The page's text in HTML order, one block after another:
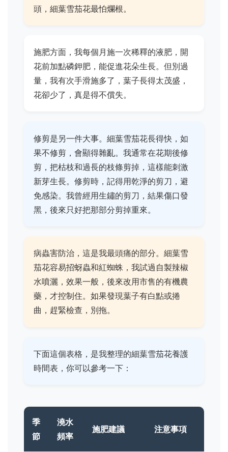
頭，細葉雪茄花最怕爛根。
施肥方面，我每個月施一次稀釋的液肥，開
花前加點磷鉀肥，能促進花朵生長。但別過
量，我有次手滑施多了，葉子長得太茂盛，
花卻少了，真是得不償失。
修剪是另一件大事。細葉雪茄花長得快，如
果不修剪，會顯得雜亂。我通常在花期後修
剪，把枯枝和過長的枝條剪掉，這樣能刺激
新芽生長。修剪時，記得用乾淨的剪刀，避
免感染。我曾經用生鏽的剪刀，結果傷口發
黑，後來只好把那部分剪掉重來。
病蟲害防治，這是我最頭痛的部分。細葉雪
茄花容易招蚜蟲和紅蜘蛛，我試過自製辣椒
水噴灑，效果一般，後來改用市售的有機農
藥，才控制住。如果發現葉子有白點或捲
曲，趕緊檢查，別拖。
下面這個表格，是我整理的細葉雪茄花養護
時間表，你可以參考一下：
季
節
澆水
頻率
施肥建議 注意事項